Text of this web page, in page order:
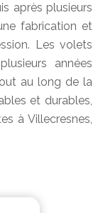
après plusieurs
fabrication et
Les volets
années
au long de la
et durables,
à Villecresnes,